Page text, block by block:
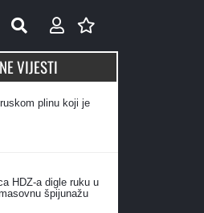
VIJESTI
plinu koji je
HDZ-a digle ruku u
špijunažu